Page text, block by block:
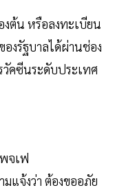
ต้น หรือลงทะเบียน
องรัฐบาลได้ผ่านช่อง
คซีนระดับประเทศ
จเฟ
แจ้งว่า ต้องขออภัย